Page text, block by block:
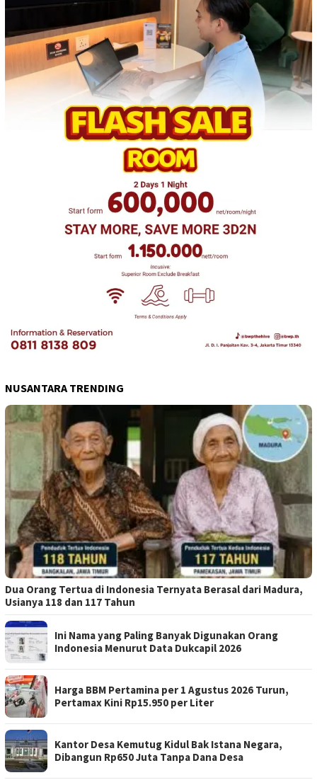
NUSANTARA TRENDING
Dua Orang Tertua di Indonesia Ternyata Berasal dari Madura,
Usianya 118 dan 117 Tahun
Ini Nama yang Paling Banyak Digunakan Orang
Indonesia Menurut Data Dukcapil 2026
Harga BBM Pertamina per 1 Agustus 2026 Turun,
Pertamax Kini Rp15.950 per Liter
Kantor Desa Kemutug Kidul Bak Istana Negara,
Dibangun Rp650 Juta Tanpa Dana Desa